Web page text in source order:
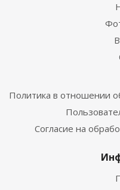
Политика в отношении
Согласие на